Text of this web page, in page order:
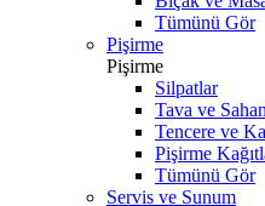
Tümünü Gör
Pişirme
Pişirme
Silpatlar
Tava ve
Tencere ve
Pişirme
Tümünü Gör
Servis ve Sunum